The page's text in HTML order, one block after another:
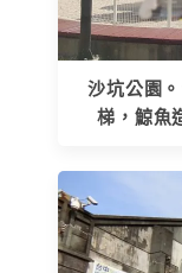
沙坑公園
梯，鯨魚